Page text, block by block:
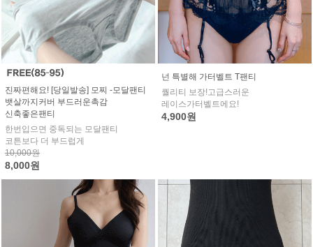
진짜편해요! [당일발송] 모찌 -모달팬티
뱃살까지커버 부드러운촉감
신축좋은팬티
한번입으면 중독되는 모달팬티
코튼보다 더 부드럽게
10,000원
8,000원
넌 특별해 가터벨트 T팬티
퀄리티 보장!고급스러운
레이스가터벨트에요!
4,900원